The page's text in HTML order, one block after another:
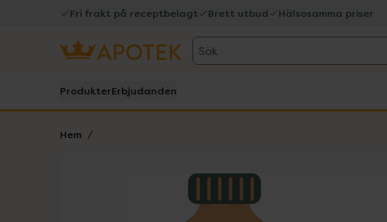
Fri frakt på receptbelagt Brett utbud Hälsosamma priser
Sök
ProdukterErbjudanden
Hem
Lista: . Innehåller 1 objekt.